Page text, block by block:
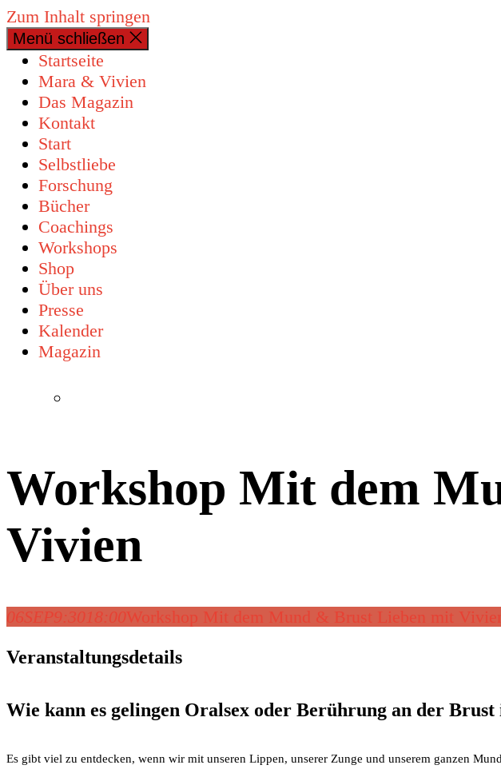
Zum Inhalt springen
Menü schließen
Startseite
Mara & Vivien
Das Magazin
Kontakt
Start
Selbstliebe
Forschung
Bücher
Coachings
Workshops
Shop
Über uns
Presse
Kalender
Magazin
Workshop Mit dem
Vivien
06SEP9:30 18:00Workshop Mit dem Mund & Brust Lieben mit
Veranstaltungsdetails
Wie kann es gelingen Oralsex oder Berührung an der Brust
Es gibt viel zu entdecken, wenn wir mit unseren Lippen, unserer Zunge und unserem ganzen